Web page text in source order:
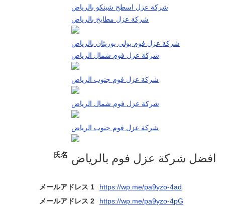
شركة عزل اسطح شينكو بالرياض
شركة عزل مطابخ بالرياض
شركة عزل فوم بولي يوريثان بالرياض
شركة عزل فوم شمال الرياض
شركة عزل فوم جنوب الرياض
شركة عزل فوم شمال الرياض
شركة عزل فوم جنوب الرياض
氏名 افضل شركة عزل فوم بالرياض
メールアドレス 1
https://wp.me/pa9yzo-4ad
メールアドレス 2
https://wp.me/pa9yzo-4pG